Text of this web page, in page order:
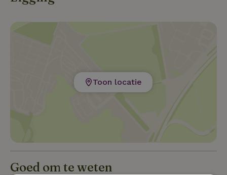
Toon locatie
Goed om te weten